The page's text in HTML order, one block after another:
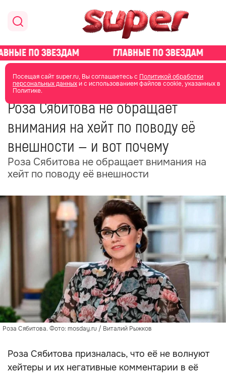
Посещая сайт super.ru, Вы соглашаетесь с Политикой обработки
персональных данныхи с использованием файлов cookie, указанных в
Политике.
главная новости о звездах новости
22 июня
Роза Сябитова не обращает
внимания на хейт по поводу её
внешности — и вот почему
Роза Сябитова не обращает внимания на
хейт по поводу её внешности
Роза Сябитова. Фото: mosday.ru / Виталий Рыжков
Роза Сябитова призналась, что её не волнуют
хейтеры и их негативные комментарии в её